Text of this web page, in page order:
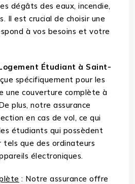
dégâts des eaux, incendie,
Il est crucial de choisir une
à vos besoins et votre
Étudiant à Saint-
spécifiquement pour les
une couverture complète à
plus, notre assurance
en cas de vol, ce qui
étudiants qui possèdent
tels que des ordinateurs
électroniques.
: Notre assurance offre